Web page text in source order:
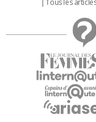
Tous les